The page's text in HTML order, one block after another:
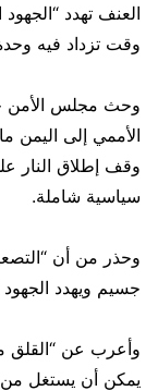
العنف تهدد
وقت تزداد فيه
وحث مجلس الأمن
الأممي إلى
وقف إطلاق النار
سياسية شاملة.
وحذر من أن
جسيم ويهدد الجهود
وأعرب عن “القلق
يمكن أن يستغل من